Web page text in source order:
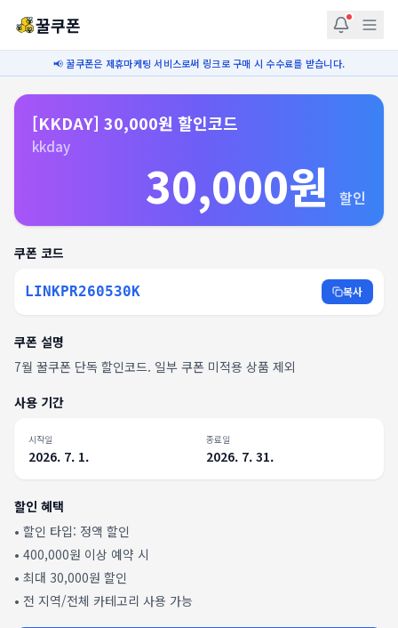
꿀쿠폰
📢 꿀쿠폰은 제휴마케팅 서비스로써 링크로 구매 시 수수료를 받습니다.
[KKDAY] 30,000원 할인코드
kkday
30,000원 할인
쿠폰 코드
LINKPR260530K 복사
쿠폰 설명
7월 꿀쿠폰 단독 할인코드. 일부 쿠폰 미적용 상품 제외
사용 기간
시작일
2026. 7. 1.
종료일
2026. 7. 31.
할인 혜택
• 할인 타입: 정액 할인
• 400,000원 이상 예약 시
• 최대 30,000원 할인
• 전 지역/전체 카테고리 사용 가능